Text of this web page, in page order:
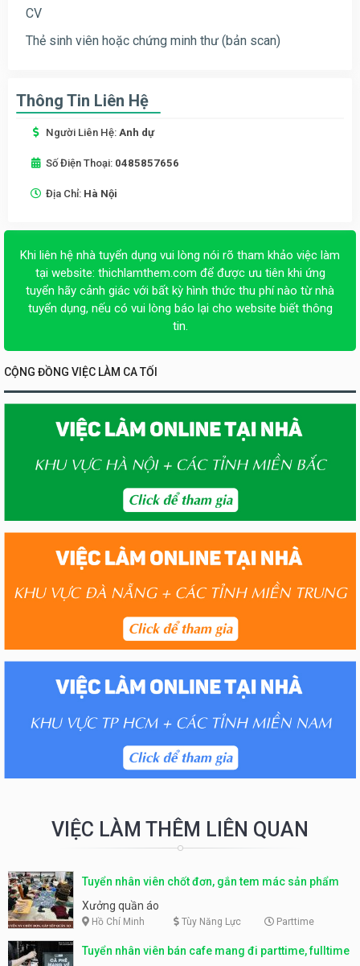
CV
Thẻ sinh viên hoặc chứng minh thư (bản scan)
Thông Tin Liên Hệ
Người Liên Hệ: Anh dự
Số Điện Thoại: 0485857656
Địa Chỉ: Hà Nội
Khi liên hệ nhà tuyển dụng vui lòng nói rõ tham khảo việc làm
tại website: thichlamthem.com để được ưu tiên khi ứng
tuyển hãy cảnh giác với bất kỳ hình thức thu phí nào từ nhà
tuyển dụng, nếu có vui lòng báo lại cho website biết thông
tin.
CỘNG ĐỒNG VIỆC LÀM CA TỐI
VIỆC LÀM THÊM LIÊN QUAN
Tuyển nhân viên chốt đơn, gắn tem mác sản phẩm
Xưởng quần áo
Hồ Chí Minh Tùy Năng Lực Parttime
Tuyển nhân viên bán cafe mang đi parttime, fulltime